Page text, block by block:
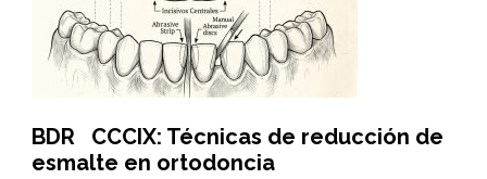
BDR CCCIX: Técnicas de reducción de
esmalte en ortodoncia